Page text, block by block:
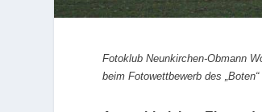
Fotoklub Neunkirchen-Obmann
beim Fotowettbewerb des